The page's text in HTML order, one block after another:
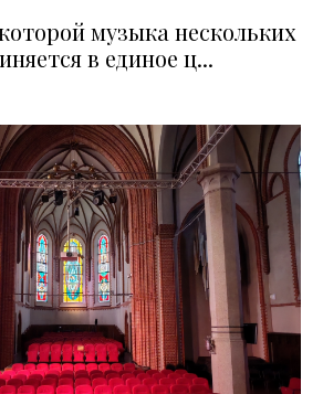
музыка нескольких
в единое ц...